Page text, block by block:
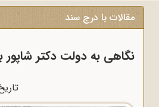
مقالات با درج سند
نگاهی به دولت دکتر شاپور
تاریخ